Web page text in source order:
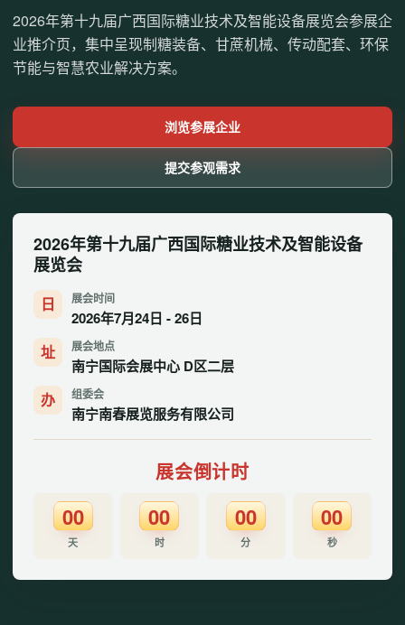
2026年第十九届广西国际糖业技术及智能设备展览会参展企
业推介页，集中呈现制糖装备、甘蔗机械、传动配套、环保
节能与智慧农业解决方案。
浏览参展企业
提交参观需求
2026年第十九届广西国际糖业技术及智能设备
展览会
日 展会时间
2026年7月24日 - 26日
址 展会地点
南宁国际会展中心 D区二层
办 组委会
南宁南春展览服务有限公司
展会倒计时
00
天
00
时
00
分
00
秒